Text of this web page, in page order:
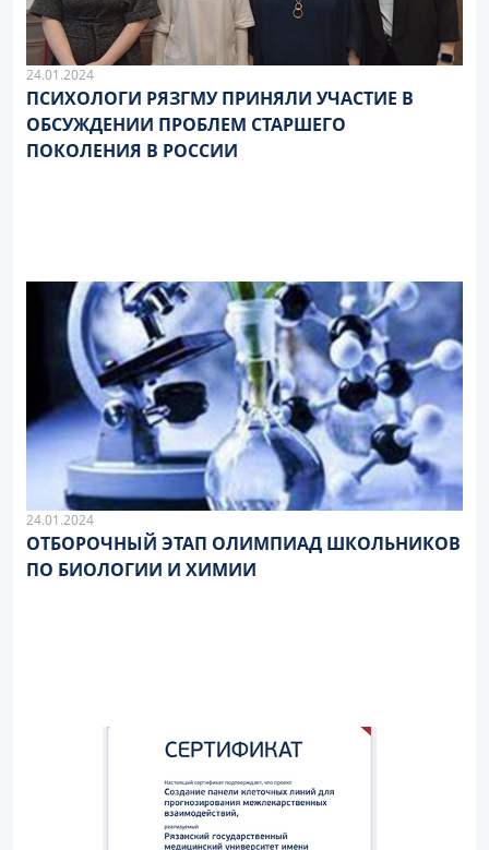
24.01.2024
ПСИХОЛОГИ РЯЗГМУ ПРИНЯЛИ УЧАСТИЕ В
ОБСУЖДЕНИИ ПРОБЛЕМ СТАРШЕГО
ПОКОЛЕНИЯ В РОССИИ
24.01.2024
ОТБОРОЧНЫЙ ЭТАП ОЛИМПИАД ШКОЛЬНИКОВ
ПО БИОЛОГИИ И ХИМИИ